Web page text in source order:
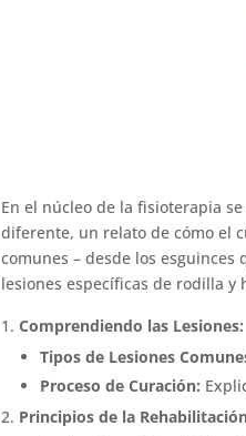
En el núcleo de la fisioterapia
diferente, un relato de cómo el
comunes – desde los
lesiones específicas de rodilla
Comprendiendo las Lesiones:
Tipos de Lesiones
Proceso de Curación:
Principios de la